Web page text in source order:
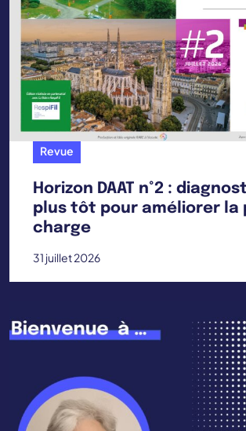
Revue
Horizon DAAT n°2 :
plus tôt pour améliorer la
charge
31 juillet 2026